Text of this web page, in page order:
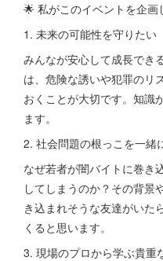
🌟 私がこのイベントを企画
1. 未来の可能性を守りたい
みんなが安心して成長でき
は、危険な誘いや犯罪のリ
おくことが大切です。知識
ます。
2. 社会問題の根っこを一緒
なぜ若者が闇バイトに巻き
してしまうのか？その背景
き込まれそうな友達がいた
くると思います。
3. 現場のプロから学ぶ貴重